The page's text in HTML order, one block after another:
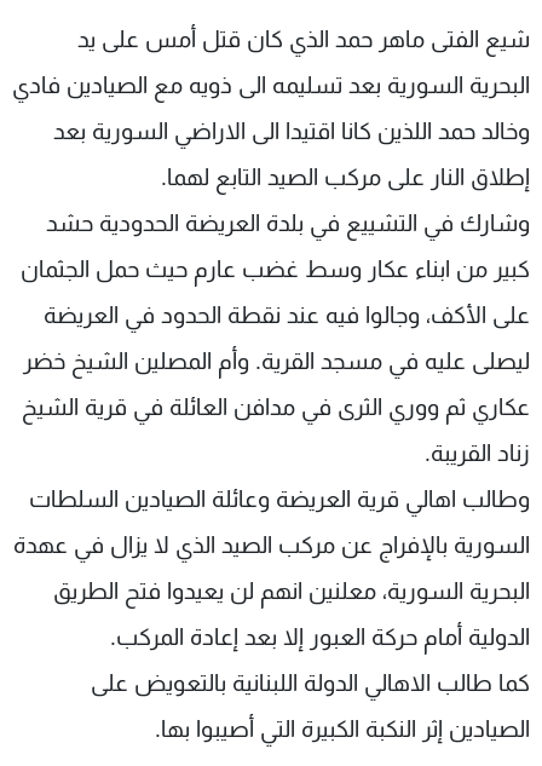
شيع الفتى ماهر حمد الذي كان قتل أمس على يد
البحرية السورية بعد تسليمه الى ذويه مع الصيادين فادي
وخالد حمد اللذين كانا اقتيدا الى الاراضي السورية بعد
إطلاق النار على مركب الصيد التابع لهما.
وشارك في التشييع في بلدة العريضة الحدودية حشد
كبير من ابناء عكار وسط غضب عارم حيث حمل الجثمان
على الأكف، وجالوا فيه عند نقطة الحدود في العريضة
ليصلى عليه في مسجد القرية. وأم المصلين الشيخ خضر
عكاري ثم ووري الثرى في مدافن العائلة في قرية الشيخ
زناد القريبة.
وطالب اهالي قرية العريضة وعائلة الصيادين السلطات
السورية بالإفراج عن مركب الصيد الذي لا يزال في عهدة
البحرية السورية، معلنين انهم لن يعيدوا فتح الطريق
الدولية أمام حركة العبور إلا بعد إعادة المركب.
كما طالب الاهالي الدولة اللبنانية بالتعويض على
الصيادين إثر النكبة الكبيرة التي أصيبوا بها.
الإنـتـاج
تواصل معنا
سياسة الخصوصية